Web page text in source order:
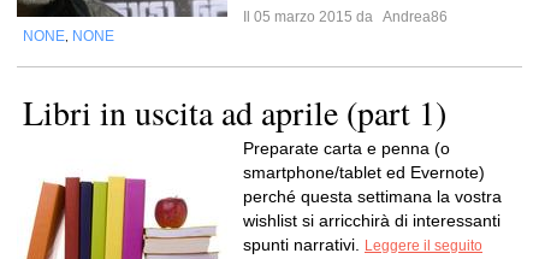
Il 05 marzo 2015 da Andrea86
NONE NONE
Libri in uscita ad aprile (part 1)
Preparate carta e penna (o
smartphone/tablet ed Evernote)
perché questa settimana la vostra
wishlist si arricchirà di interessanti
spunti narrativi.
Leggere il seguito